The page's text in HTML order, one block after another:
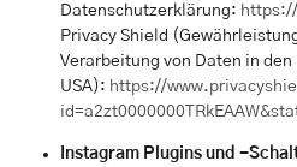
Datenschutzerklärung:
Privacy Shield
Verarbeitung von Daten in den
USA): https://
Instagram Plugins und -